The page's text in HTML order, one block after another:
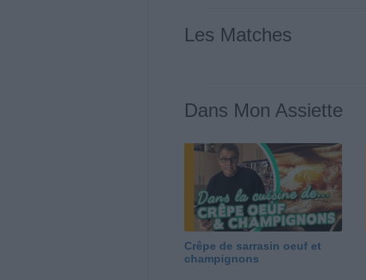
Les Matches
Dans Mon Assiette
Crêpe de sarrasin oeuf et
champignons